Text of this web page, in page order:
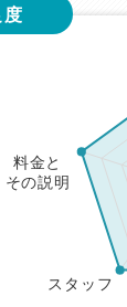
スタッフ
料金と
その説明